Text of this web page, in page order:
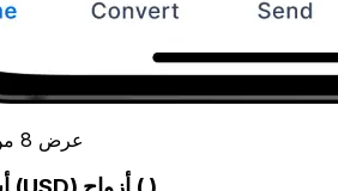
عرض 8 من أزواج العملات الشائعة